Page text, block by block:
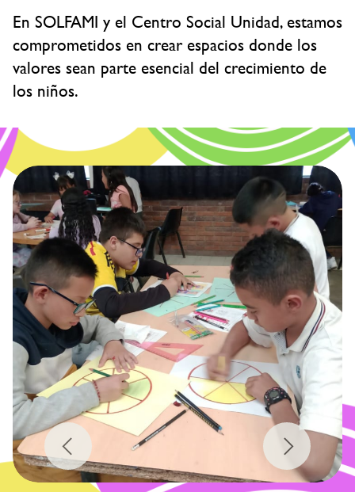
En SOLFAMI y el Centro Social Unidad, estamos
comprometidos en crear espacios donde los
valores sean parte esencial del crecimiento de
los niños.
Previous Next